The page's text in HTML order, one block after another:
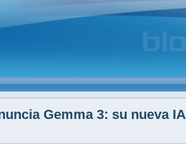
Gemma 3: su nueva